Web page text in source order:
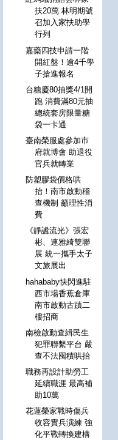
扶20萬 林明期號
召加入家扶助學
行列
嘉藥四技申請一階
開紅盤！逾4千學
子搶進報名
台糖慶80抽獎4/1開
跑 消費滿80元抽
總統套房限量糖
袋一卡通
臺南榮服處參加市
府就博會 助退役
官兵就轉業
防塑膠袋價格哄
抬！南市啟動稽
查機制 籲理性消
費
《靜謐流光》張宏
彬、連雅綺雙聯
展 統一攜手太子
文旅展出
hahababy快閃進駐
西市場香蕉倉庫
南市啟動古蹟二
樓招商
南檢啟動查緝民生
犯罪聯繫平台 嚴
查不法囤積哄抬
職務再設計助勞工
延續職涯 最高補
助10萬
花蓮榮家戰時傷兵
收容實兵演練 強
化平戰轉換建構